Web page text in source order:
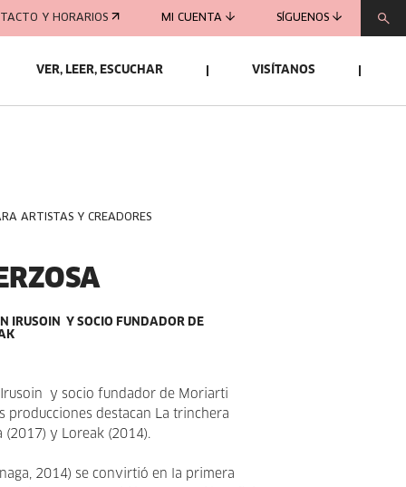
Y HORARIOS MI CUENTA SÍGUENOS
VER, LEER, ESCUCHAR VISÍTANOS
ARTISTAS Y CREADORES
IRUSOIN Y SOCIO FUNDADOR DE
y socio fundador de Moriarti
producciones destacan La trinchera
(2017) y Loreak (2014).
2014) se convirtió en la primera